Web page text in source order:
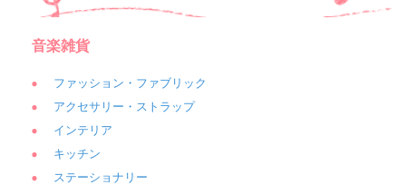
音楽雑貨
ファッション・ファブリック
アクセサリー・ストラップ
インテリア
キッチン
ステーショナリー